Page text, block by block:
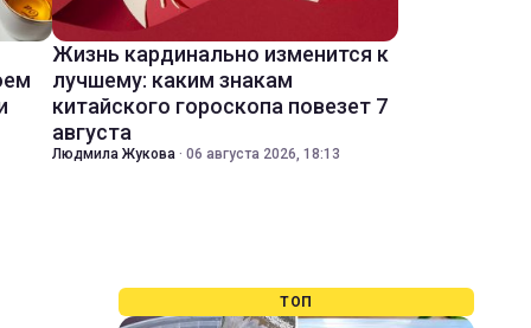
Жизнь кардинально изменится к
лучшему: каким знакам
китайского гороскопа повезет 7
августа
Людмила Жукова · 06 августа 2026, 18:13
ТОП